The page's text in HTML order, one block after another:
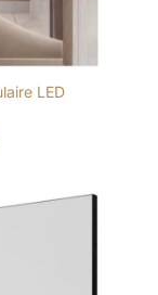
LED